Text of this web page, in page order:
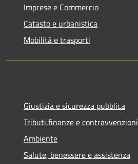
Imprese e Commercio
Catasto e urbanistica
Mobilità e trasporti
Giustizia e sicurezza pubblica
Tributi,finanze e contravvenzioni
Ambiente
Salute, benessere e assistenza